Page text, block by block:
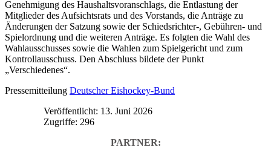
Genehmigung des Haushaltsvoranschlags, die Entlastung der
Mitglieder des Aufsichtsrats und des Vorstands, die Anträge zu
Änderungen der Satzung sowie der Schiedsrichter-, Gebühren- und
Spielordnung und die weiteren Anträge. Es folgten die Wahl des
Wahlausschusses sowie die Wahlen zum Spielgericht und zum
Kontrollausschuss. Den Abschluss bildete der Punkt
„Verschiedenes“.
Pressemitteilung Deutscher Eishockey-Bund
Veröffentlicht: 13. Juni 2026
Zugriffe: 296
PARTNER: